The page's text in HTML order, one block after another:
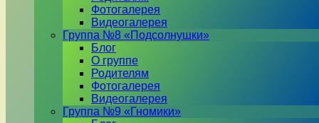
Фотогалерея
Видеогалерея
Группа №8 «Подсолнушки»
Блог
О группе
Родителям
Фотогалерея
Видеогалерея
Группа №9 «Гномики»